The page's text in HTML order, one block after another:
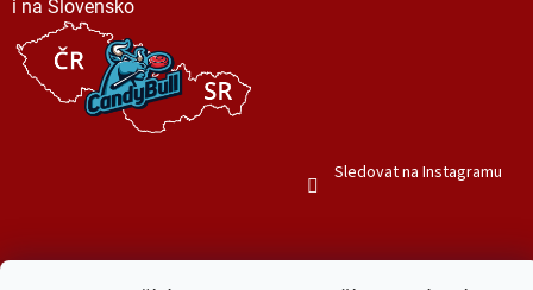
i na Slovensko
Sledovat na Instagramu